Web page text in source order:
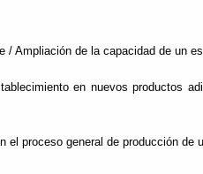
/ Ampliación de la capacidad de un
en nuevos productos
el proceso general de producción de